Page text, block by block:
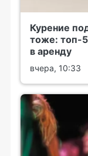
Курение
тоже: топ-
в аренду
вчера, 10:33